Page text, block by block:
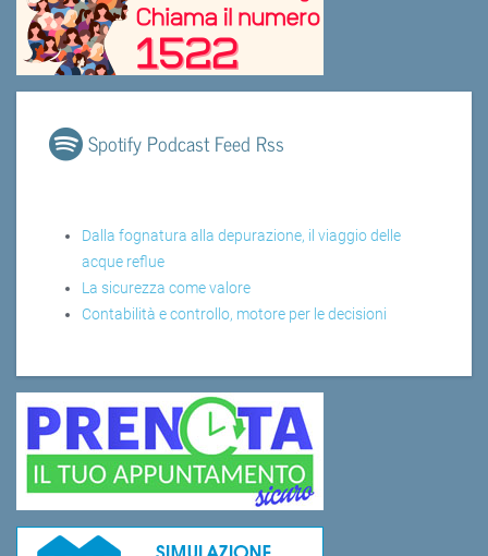
Spotify Podcast Feed Rss
Dalla fognatura alla depurazione, il viaggio delle
acque reflue
La sicurezza come valore
Contabilità e controllo, motore per le decisioni